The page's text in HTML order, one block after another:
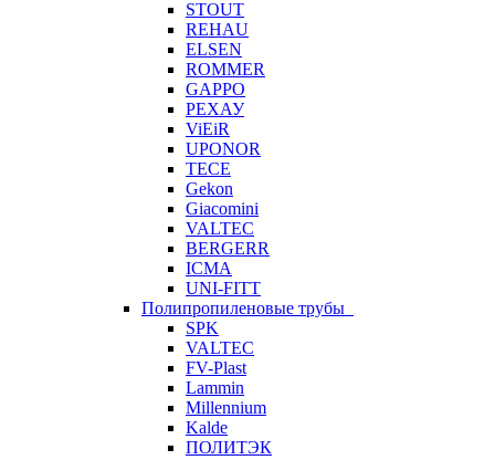
STOUT
REHAU
ELSEN
ROMMER
GAPPO
РЕХАУ
ViEiR
UPONOR
TECE
Gekon
Giacomini
VALTEC
BERGERR
ICMA
UNI-FITT
Полипропиленовые трубы
SPK
VALTEC
FV-Plast
Lammin
Millennium
Kalde
ПОЛИТЭК